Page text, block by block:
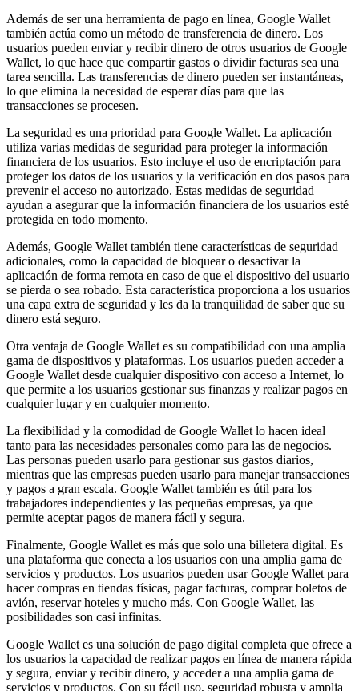
Además de ser una herramienta de pago en línea, Google Wallet
también actúa como un método de transferencia de dinero. Los
usuarios pueden enviar y recibir dinero de otros usuarios de Google
Wallet, lo que hace que compartir gastos o dividir facturas sea una
tarea sencilla. Las transferencias de dinero pueden ser instantáneas,
lo que elimina la necesidad de esperar días para que las
transacciones se procesen.
La seguridad es una prioridad para Google Wallet. La aplicación
utiliza varias medidas de seguridad para proteger la información
financiera de los usuarios. Esto incluye el uso de encriptación para
proteger los datos de los usuarios y la verificación en dos pasos para
prevenir el acceso no autorizado. Estas medidas de seguridad
ayudan a asegurar que la información financiera de los usuarios esté
protegida en todo momento.
Además, Google Wallet también tiene características de seguridad
adicionales, como la capacidad de bloquear o desactivar la
aplicación de forma remota en caso de que el dispositivo del usuario
se pierda o sea robado. Esta característica proporciona a los usuarios
una capa extra de seguridad y les da la tranquilidad de saber que su
dinero está seguro.
Otra ventaja de Google Wallet es su compatibilidad con una amplia
gama de dispositivos y plataformas. Los usuarios pueden acceder a
Google Wallet desde cualquier dispositivo con acceso a Internet, lo
que permite a los usuarios gestionar sus finanzas y realizar pagos en
cualquier lugar y en cualquier momento.
La flexibilidad y la comodidad de Google Wallet lo hacen ideal
tanto para las necesidades personales como para las de negocios.
Las personas pueden usarlo para gestionar sus gastos diarios,
mientras que las empresas pueden usarlo para manejar transacciones
y pagos a gran escala. Google Wallet también es útil para los
trabajadores independientes y las pequeñas empresas, ya que
permite aceptar pagos de manera fácil y segura.
Finalmente, Google Wallet es más que solo una billetera digital. Es
una plataforma que conecta a los usuarios con una amplia gama de
servicios y productos. Los usuarios pueden usar Google Wallet para
hacer compras en tiendas físicas, pagar facturas, comprar boletos de
avión, reservar hoteles y mucho más. Con Google Wallet, las
posibilidades son casi infinitas.
Google Wallet es una solución de pago digital completa que ofrece a
los usuarios la capacidad de realizar pagos en línea de manera rápida
y segura, enviar y recibir dinero, y acceder a una amplia gama de
servicios y productos. Con su fácil uso, seguridad robusta y amplia